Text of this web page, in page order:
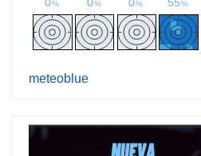
meteoblue